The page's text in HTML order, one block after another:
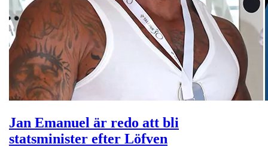
Jan Emanuel är redo att bli
statsminister efter Löfven